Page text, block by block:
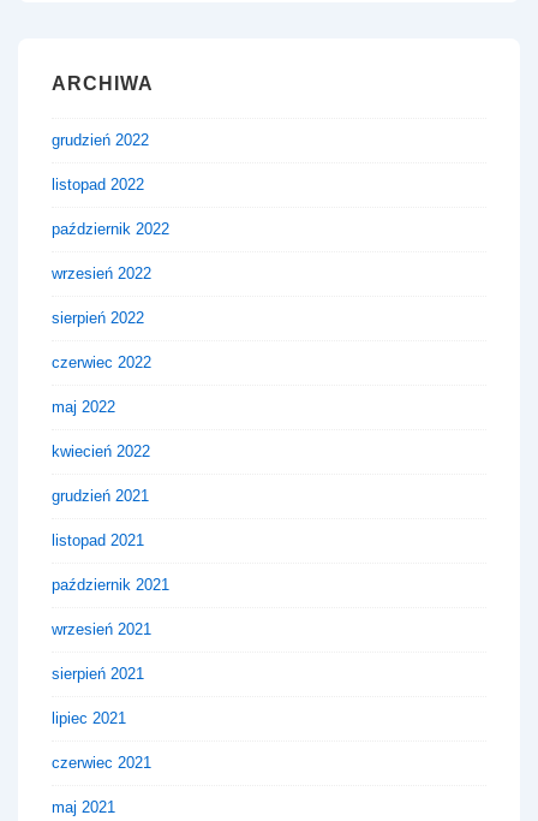
ARCHIWA
grudzień 2022
listopad 2022
październik 2022
wrzesień 2022
sierpień 2022
czerwiec 2022
maj 2022
kwiecień 2022
grudzień 2021
listopad 2021
październik 2021
wrzesień 2021
sierpień 2021
lipiec 2021
czerwiec 2021
maj 2021